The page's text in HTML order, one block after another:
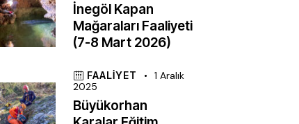
İnegöl Kapan
Mağaraları Faaliyeti
(7-8 Mart 2026)
FAALIYET
1 Aralık
2025
Büyükorhan